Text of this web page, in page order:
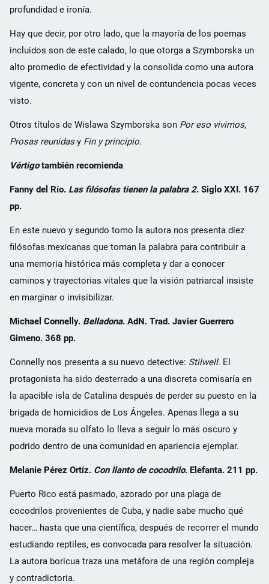
profundidad e ironía.
Hay que decir, por otro lado, que la mayoría de los poemas
incluidos son de este calado, lo que otorga a Szymborska un
alto promedio de efectividad y la consolida como una autora
vigente, concreta y con un nivel de contundencia pocas veces
visto.
Otros títulos de Wislawa Szymborska son Por eso vivimos,
Prosas reunidasy Fin y principio.
Vértigotambién recomienda
Fanny del Río. Las filósofas tienen la palabra 2. Siglo XXI. 167
pp.
En este nuevo y segundo tomo la autora nos presenta diez
filósofas mexicanas que toman la palabra para contribuir a
una memoria histórica más completa y dar a conocer
caminos y trayectorias vitales que la visión patriarcal insiste
en marginar o invisibilizar.
Michael Connelly. Belladona. AdN. Trad. Javier Guerrero
Gimeno. 368 pp.
Connelly nos presenta a su nuevo detective: Stilwell. El
protagonista ha sido desterrado a una discreta comisaría en
la apacible isla de Catalina después de perder su puesto en la
brigada de homicidios de Los Ángeles. Apenas llega a su
nueva morada su olfato lo lleva a seguir lo más oscuro y
podrido dentro de una comunidad en apariencia ejemplar.
Melanie Pérez Ortíz. Con llanto de cocodrilo. Elefanta. 211 pp.
Puerto Rico está pasmado, azorado por una plaga de
cocodrilos provenientes de Cuba, y nadie sabe mucho qué
hacer… hasta que una científica, después de recorrer el mundo
estudiando reptiles, es convocada para resolver la situación.
La autora boricua traza una metáfora de una región compleja
y contradictoria.